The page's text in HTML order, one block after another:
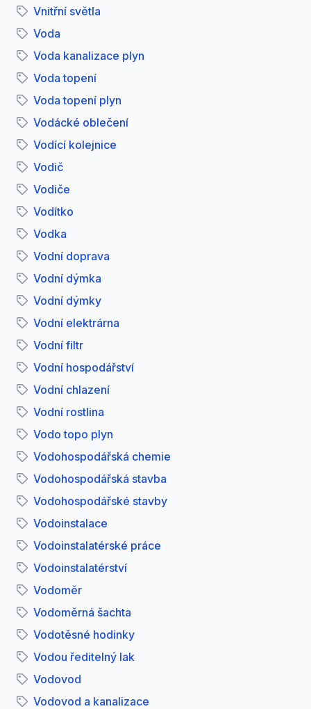
Vnitřní světla
Voda
Voda kanalizace plyn
Voda topení
Voda topení plyn
Vodácké oblečení
Vodící kolejnice
Vodič
Vodiče
Vodítko
Vodka
Vodní doprava
Vodní dýmka
Vodní dýmky
Vodní elektrárna
Vodní filtr
Vodní hospodářství
Vodní chlazení
Vodní rostlina
Vodo topo plyn
Vodohospodářská chemie
Vodohospodářská stavba
Vodohospodářské stavby
Vodoinstalace
Vodoinstalatérské práce
Vodoinstalatérství
Vodoměr
Vodoměrná šachta
Vodotěsné hodinky
Vodou ředitelný lak
Vodovod
Vodovod a kanalizace